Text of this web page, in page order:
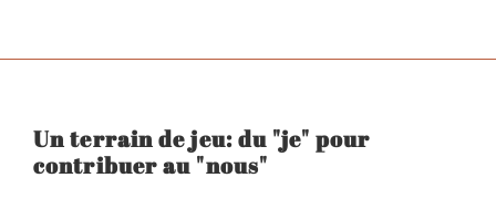
Un terrain de jeu: du "je" pour
contribuer au "nous"